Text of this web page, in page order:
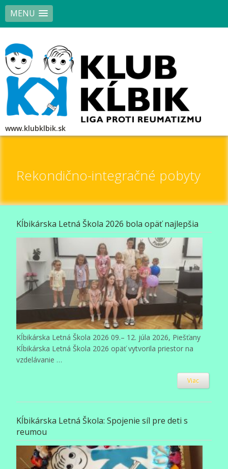
MENU
www.klubklbik.sk
Rekondično-integračné pobyty
Kĺbikárska Letná Škola 2026 bola opäť najlepšia
Kĺbikárska Letná Škola 2026 09.– 12. júla 2026, Piešťany
Kĺbikárska Letná Škola 2026 opäť vytvorila priestor na
vzdelávanie …
Viac
Kĺbikárska Letná Škola: Spojenie síl pre deti s
reumou